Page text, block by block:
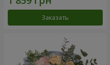
Заказать